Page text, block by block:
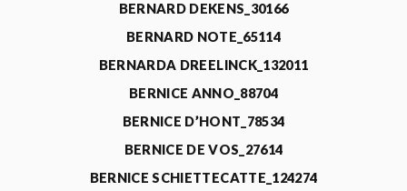
BERNARD DEKENS_30166
BERNARD NOTE_65114
BERNARDA DREELINCK_132011
BERNICE ANNO_88704
BERNICE D’HONT_78534
BERNICE DE VOS_27614
BERNICE SCHIETTECATTE_124274